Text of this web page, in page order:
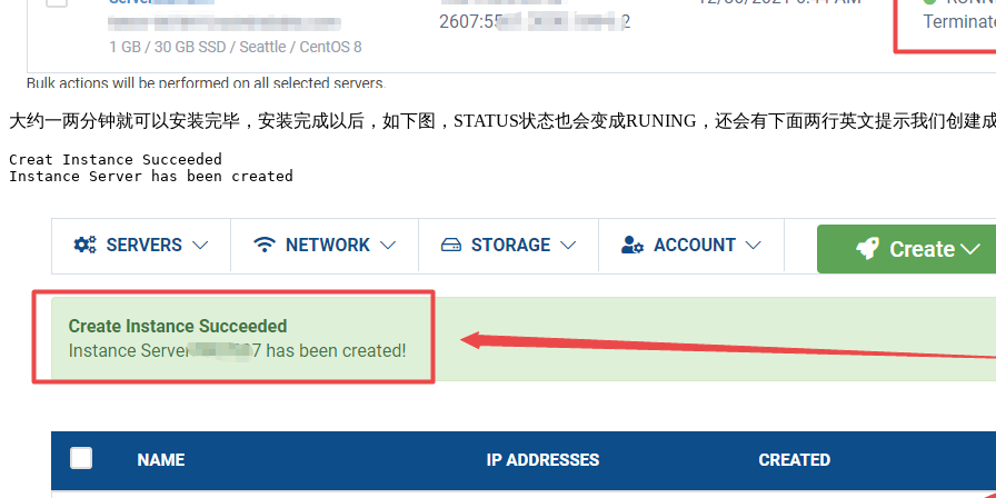
大约一两分钟就可以安装完毕，安装完成以后，如下图，STATUS状态也会变成RUNING，还会有下面两行英文提示我们创建
Creat Instance Succeeded
Instance Server has been created